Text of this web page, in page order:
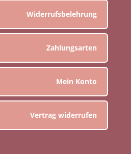
Widerrufsbelehrung
Zahlungsarten
Mein Konto
Vertrag widerrufen